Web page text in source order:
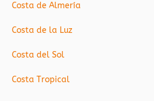
Costa de Almería
Costa de la Luz
Costa del Sol
Costa Tropical